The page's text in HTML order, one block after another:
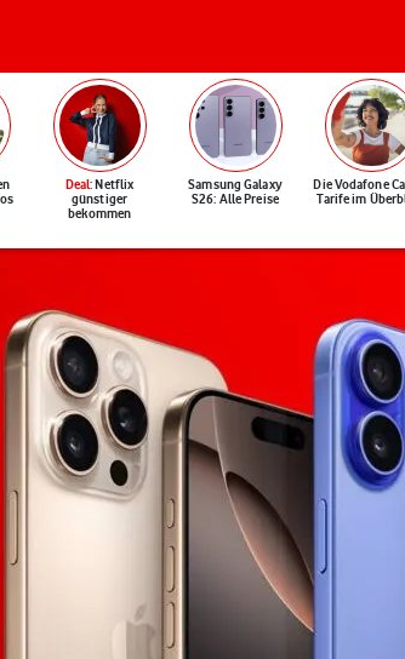
Deal: Netflix
günstiger
bekommen
Samsung Galaxy
S26: Alle Preise
Die Vodafone
Tarife im